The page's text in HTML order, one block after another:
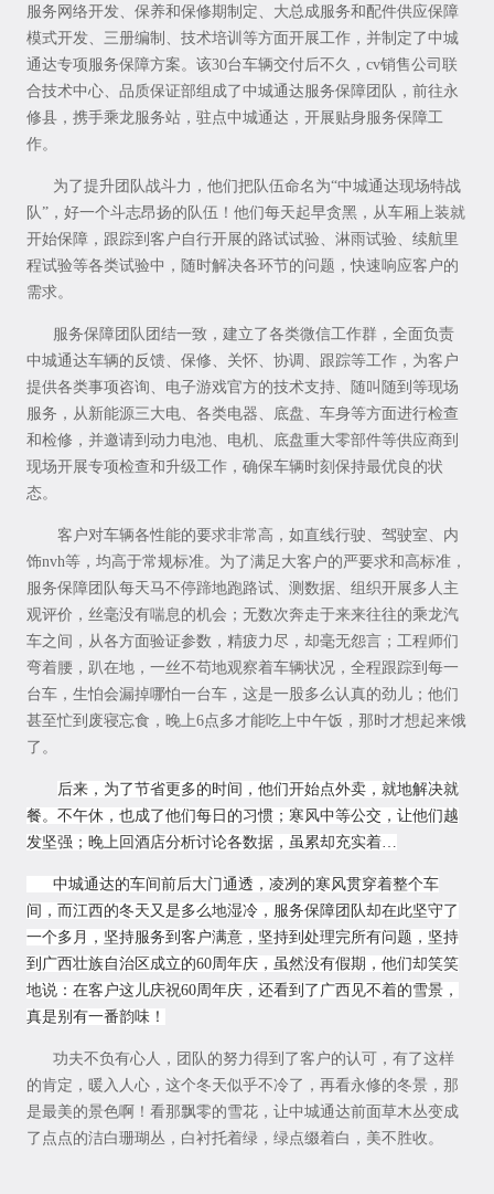
服务网络开发、保养和保修期制定、大总成服务和配件供应保障
模式开发、三册编制、技术培训等方面开展工作，并制定了中城
通达专项服务保障方案。该30台车辆交付后不久，cv销售公司联
合技术中心、品质保证部组成了中城通达服务保障团队，前往永
修县，携手乘龙服务站，驻点中城通达，开展贴身服务保障工
作。
为了提升团队战斗力，他们把队伍命名为“中城通达现场特战
队”，好一个斗志昂扬的队伍！他们每天起早贪黑，从车厢上装就
开始保障，跟踪到客户自行开展的路试试验、淋雨试验、续航里
程试验等各类试验中，随时解决各环节的问题，快速响应客户的
需求。
服务保障团队团结一致，建立了各类微信工作群，全面负责
中城通达车辆的反馈、保修、关怀、协调、跟踪等工作，为客户
提供各类事项咨询、电子游戏官方的技术支持、随叫随到等现场
服务，从新能源三大电、各类电器、底盘、车身等方面进行检查
和检修，并邀请到动力电池、电机、底盘重大零部件等供应商到
现场开展专项检查和升级工作，确保车辆时刻保持最优良的状
态。
客户对车辆各性能的要求非常高，如直线行驶、驾驶室、内
饰nvh等，均高于常规标准。为了满足大客户的严要求和高标准，
服务保障团队每天马不停蹄地跑路试、测数据、组织开展多人主
观评价，丝毫没有喘息的机会；无数次奔走于来来往往的乘龙汽
车之间，从各方面验证参数，精疲力尽，却毫无怨言；工程师们
弯着腰，趴在地，一丝不苟地观察着车辆状况，全程跟踪到每一
台车，生怕会漏掉哪怕一台车，这是一股多么认真的劲儿；他们
甚至忙到废寝忘食，晚上6点多才能吃上中午饭，那时才想起来饿
了。
后来，为了节省更多的时间，他们开始点外卖，就地解决就
餐。不午休，也成了他们每日的习惯；寒风中等公交，让他们越
发坚强；晚上回酒店分析讨论各数据，虽累却充实着…
中城通达的车间前后大门通透，凌冽的寒风贯穿着整个车
间，而江西的冬天又是多么地湿冷，服务保障团队却在此坚守了
一个多月，坚持服务到客户满意，坚持到处理完所有问题，坚持
到广西壮族自治区成立的60周年庆，虽然没有假期，他们却笑笑
地说：在客户这儿庆祝60周年庆，还看到了广西见不着的雪景，
真是别有一番韵味！
功夫不负有心人，团队的努力得到了客户的认可，有了这样
的肯定，暖入人心，这个冬天似乎不冷了，再看永修的冬景，那
是最美的景色啊！看那飘零的雪花，让中城通达前面草木丛变成
了点点的洁白珊瑚丛，白衬托着绿，绿点缀着白，美不胜收。